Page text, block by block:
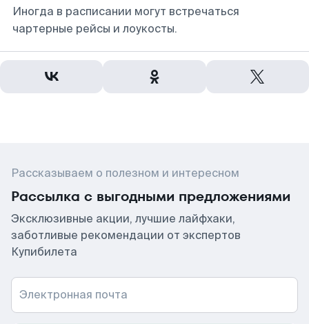
Иногда в расписании могут встречаться
чартерные рейсы и лоукосты.
Рассказываем о полезном и интересном
Рассылка с выгодными предложениями
Эксклюзивные акции, лучшие лайфхаки,
заботливые рекомендации от экспертов
Купибилета
Электронная почта